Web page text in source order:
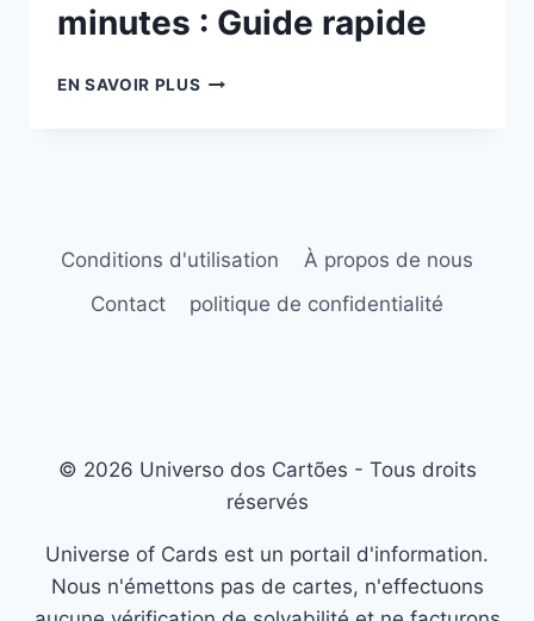
minutes : Guide rapide
EN SAVOIR PLUS
Conditions d'utilisation
À propos de nous
Contact
politique de confidentialité
© 2026 Universo dos Cartões - Tous droits
réservés
Universe of Cards est un portail d'information.
Nous n'émettons pas de cartes, n'effectuons